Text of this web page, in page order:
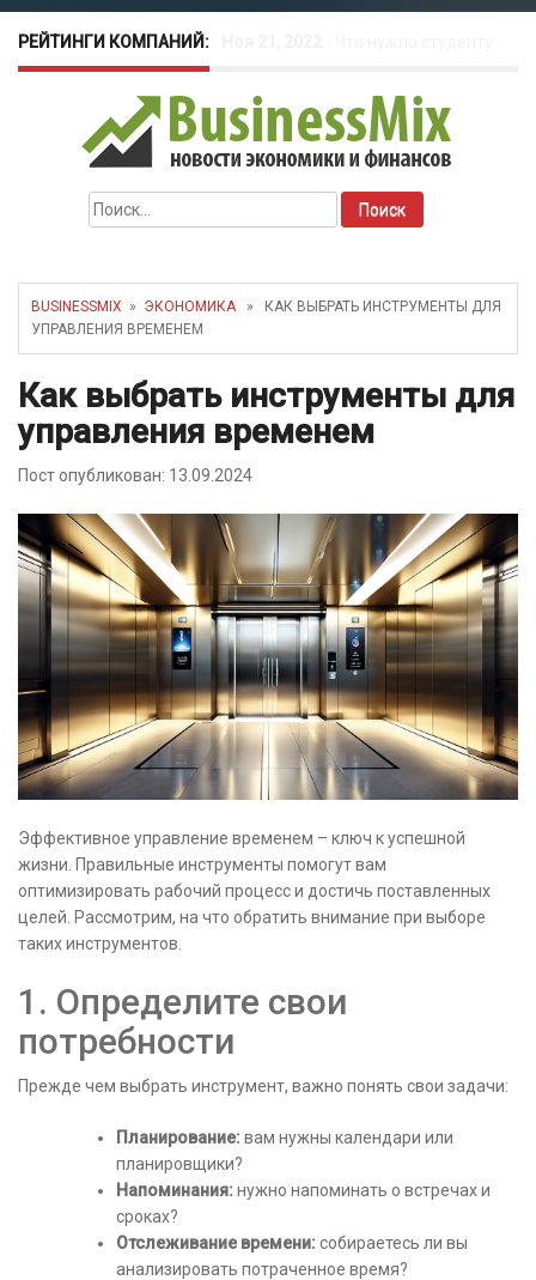
РЕЙТИНГИ КОМПАНИЙ:
amoCRM: лучшие инструменты для
бизнеса
-Курсовые колебания:
как защитить свой бизнес?
Найти:
BUSINESSMIX » ЭКОНОМИКА» КАК ВЫБРАТЬ ИНСТРУМЕНТЫ ДЛЯ
УПРАВЛЕНИЯ ВРЕМЕНЕМ
Как выбрать инструменты для
управления временем
Пост опубликован: 13.09.2024
Эффективное управление временем – ключ к успешной
жизни. Правильные инструменты помогут вам
оптимизировать рабочий процесс и достичь поставленных
целей. Рассмотрим, на что обратить внимание при выборе
таких инструментов.
1. Определите свои
потребности
Прежде чем выбрать инструмент, важно понять свои задачи:
Планирование: вам нужны календари или
планировщики?
Напоминания: нужно напоминать о встречах и
сроках?
Отслеживание времени: собираетесь ли вы
анализировать потраченное время?